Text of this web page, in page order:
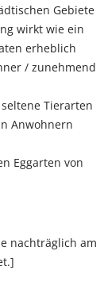
Gebiete
wirkt wie ein
erheblich
/ zunehmend
Tierarten
Anwohnern
Eggarten von
nachträglich am